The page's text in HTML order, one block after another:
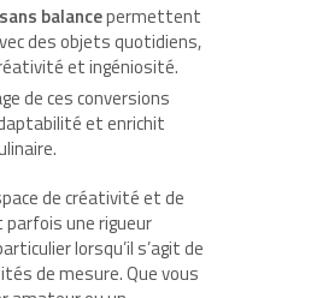
balancepermettent
des objets quotidiens,
et ingéniosité.
de ces conversions
et enrichit
de créativité et de
une rigueur
lorsqu’il s’agit de
de mesure. Que vous